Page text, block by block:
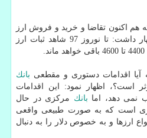
هم اكنون تقاضا و خرید و فروش ارز
بسیار كاهش یافته است، اظهار داشت: تا نوروز 97 شاهد ثبات ارز
اقدامات دستوری و مقطعی بانك
است؟، اظهار نمود: این اقدامات
دهد، اما بانك مركزی در حال
است كه به صورت طبیعی واقعی
ارزها و به خصوص دلار را به دنبال